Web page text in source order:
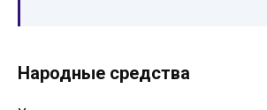
Народные средства